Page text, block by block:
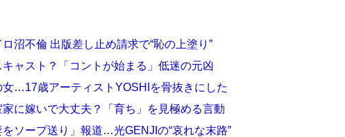
沼不倫 出版差し止め請求で“恥の上塗り”
ャスト？「コントが始まる」低迷の元凶
女…17歳アーティストYOSHIを骨抜きにした
に嫁いで大丈夫？「育ち」を見極める言動
ソープ送り」報道…光GENJIの“哀れな末路”